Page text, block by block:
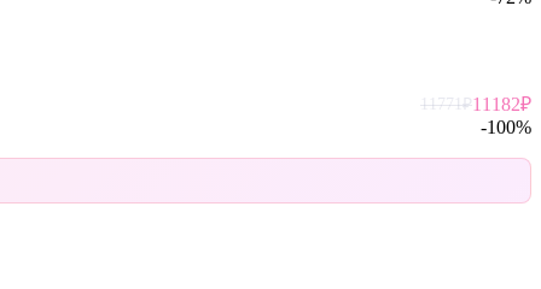
11771₽11182₽
-100%